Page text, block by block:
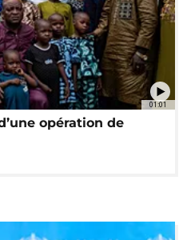
01:01
opération de